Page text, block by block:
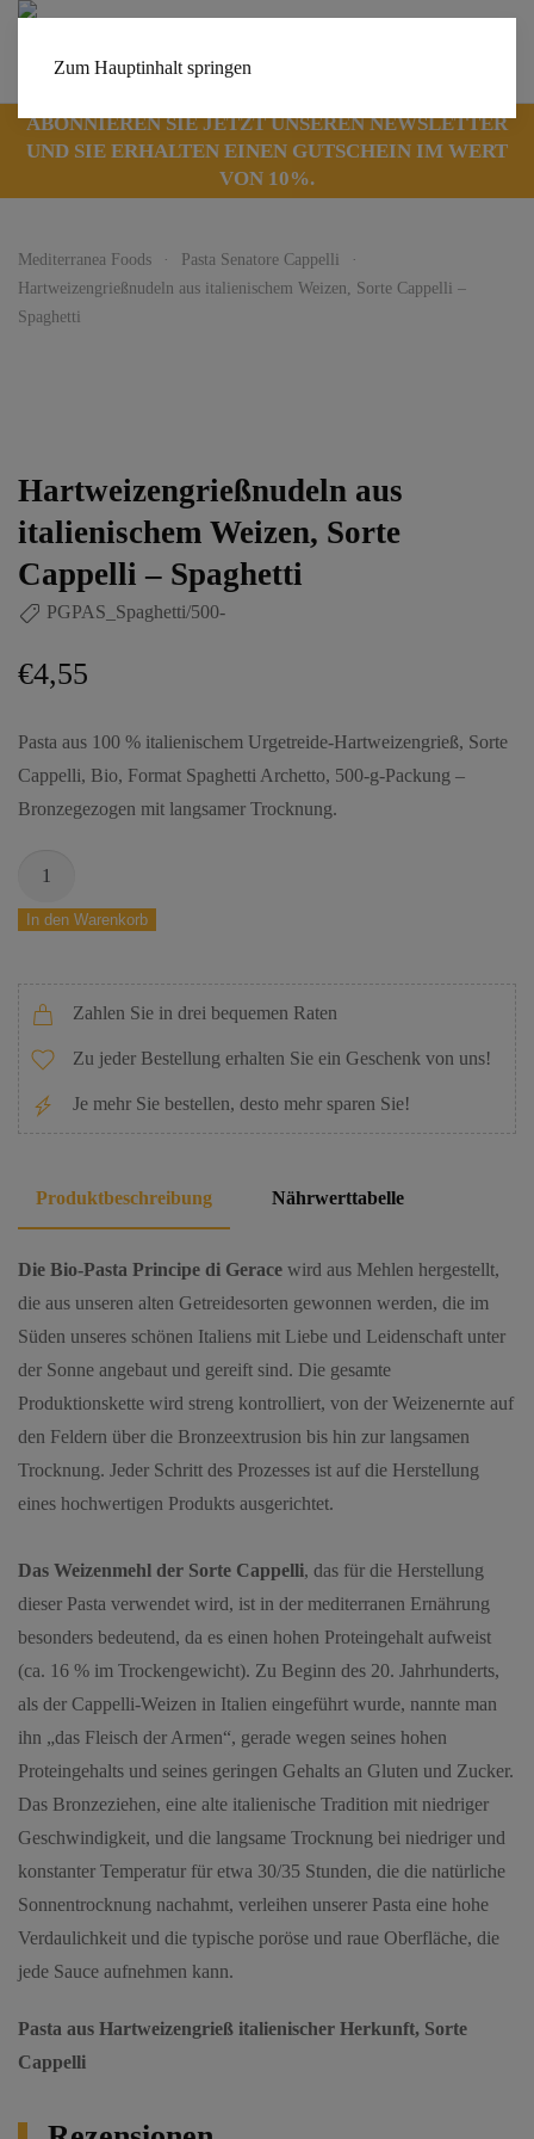
Zum Hauptinhalt springen
ABONNIEREN SIE JETZT UNSEREN NEWSLETTER
UND SIE ERHALTEN EINEN GUTSCHEIN IM WERT
VON 10%.
Mediterranea Foods
Pasta Senatore Cappelli
Hartweizengrießnudeln aus italienischem Weizen, Sorte Cappelli –
Spaghetti
Hartweizengrießnudeln aus
italienischem Weizen, Sorte
Cappelli – Spaghetti
PGPAS_Spaghetti/500-
€4,55
Pasta aus 100 % italienischem Urgetreide-Hartweizengrieß, Sorte
Cappelli, Bio, Format Spaghetti Archetto, 500-g-Packung –
Bronzegezogen mit langsamer Trocknung.
In den Warenkorb
Zahlen Sie in drei bequemen Raten
Zu jeder Bestellung erhalten Sie ein Geschenk von uns!
Je mehr Sie bestellen, desto mehr sparen Sie!
Produktbeschreibung Nährwerttabelle
Die Bio-Pasta Principe di Gerace wird aus Mehlen hergestellt,
die aus unseren alten Getreidesorten gewonnen werden, die im
Süden unseres schönen Italiens mit Liebe und Leidenschaft unter
der Sonne angebaut und gereift sind. Die gesamte
Produktionskette wird streng kontrolliert, von der Weizenernte auf
den Feldern über die Bronzeextrusion bis hin zur langsamen
Trocknung. Jeder Schritt des Prozesses ist auf die Herstellung
eines hochwertigen Produkts ausgerichtet.
Das Weizenmehl der Sorte Cappelli, das für die Herstellung
dieser Pasta verwendet wird, ist in der mediterranen Ernährung
besonders bedeutend, da es einen hohen Proteingehalt aufweist
(ca. 16 % im Trockengewicht). Zu Beginn des 20. Jahrhunderts,
als der Cappelli-Weizen in Italien eingeführt wurde, nannte man
ihn „das Fleisch der Armen“, gerade wegen seines hohen
Proteingehalts und seines geringen Gehalts an Gluten und Zucker.
Das Bronzeziehen, eine alte italienische Tradition mit niedriger
Geschwindigkeit, und die langsame Trocknung bei niedriger und
konstanter Temperatur für etwa 30/35 Stunden, die die natürliche
Sonnentrocknung nachahmt, verleihen unserer Pasta eine hohe
Verdaulichkeit und die typische poröse und raue Oberfläche, die
jede Sauce aufnehmen kann.
Pasta aus Hartweizengrieß italienischer Herkunft, Sorte
Cappelli